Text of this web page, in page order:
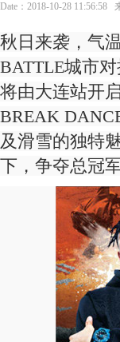
Date：2018-10-28 11:56:58
秋日来袭，气
BATTLE城市
将由大连站开
BREAK
及滑雪的独特
下，争夺总冠